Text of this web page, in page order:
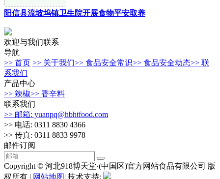
阳信县流坡坞镇卫生院开展食物平安取养
欢迎与我们联系
导航
>> 首页 >> 关于我们>> 食品安全常识>> 食品安全动态>> 联
系我们
产品中心
>> 辣椒>> 香辛料
联系我们
>> 邮箱: yuanpq@hbhtfood.com
>> 电话: 0311 8830 4366
>> 传真: 0311 8833 9978
邮件订阅
Copyright © 河北918博天堂·(中国区)官方网站食品有限公司 版
权所有 | 网站地图| 技术支持: